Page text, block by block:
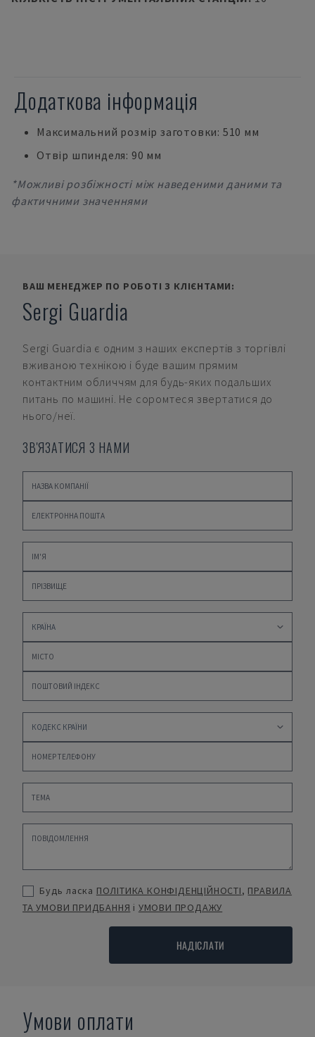
Додаткова інформація
Максимальний розмір заготовки: 510 мм
Отвір шпинделя: 90 мм
*Можливі розбіжності між наведеними даними та
фактичними значеннями
ВАШ МЕНЕДЖЕР ПО РОБОТІ З КЛІЄНТАМИ:
Sergi Guardia
Sergi Guardia є одним з наших експертів з торгівлі
вживаною технікою і буде вашим прямим
контактним обличчям для будь-яких подальших
питань по машині. Не соромтеся звертатися до
нього/неї.
ЗВ'ЯЗАТИСЯ З НАМИ
Будь ласка ПОЛІТИКА КОНФІДЕНЦІЙНОСТІ, ПРАВИЛА
ТА УМОВИ ПРИДБАННЯ і УМОВИ ПРОДАЖУ
НАДІСЛАТИ
Умови оплати